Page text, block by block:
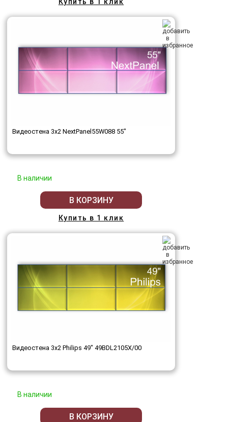
Купить в 1 клик
Видеостена 3x2 NextPanel55W088 55"
В наличии
В КОРЗИНУ
Купить в 1 клик
Видеостена 3x2 Philips 49" 49BDL2105X/00
В наличии
В КОРЗИНУ